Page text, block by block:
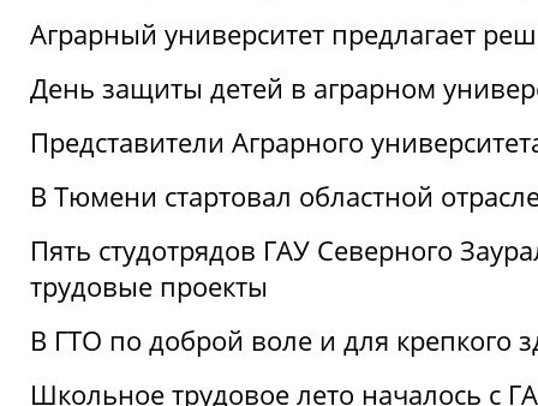
Аграрный университет предлагает
День защиты детей в аграрном
Представители Аграрного
В Тюмени стартовал областной
Пять студотрядов ГАУ Северного
трудовые проекты
В ГТО по доброй воле и для крепкого
Школьное трудовое лето началось с